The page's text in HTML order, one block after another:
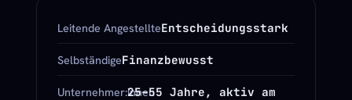
Leitende AngestellteEntscheidungsstark
SelbständigeFinanzbewusst
Unternehmer:innen25–55 Jahre, aktiv am